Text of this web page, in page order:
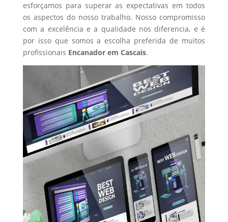
esforçamos para superar as expectativas em todos
os aspectos do nosso trabalho. Nosso compromisso
com a excelência e a qualidade nos diferencia, e é
por isso que somos a escolha preferida de muitos
profissionais Encanadorem Cascais.